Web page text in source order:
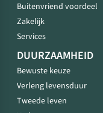
Buitenvriend voordeel
Zakelijk
Services
DUURZAAMHEID
Bewuste keuze
Verleng levensduur
Tweede leven